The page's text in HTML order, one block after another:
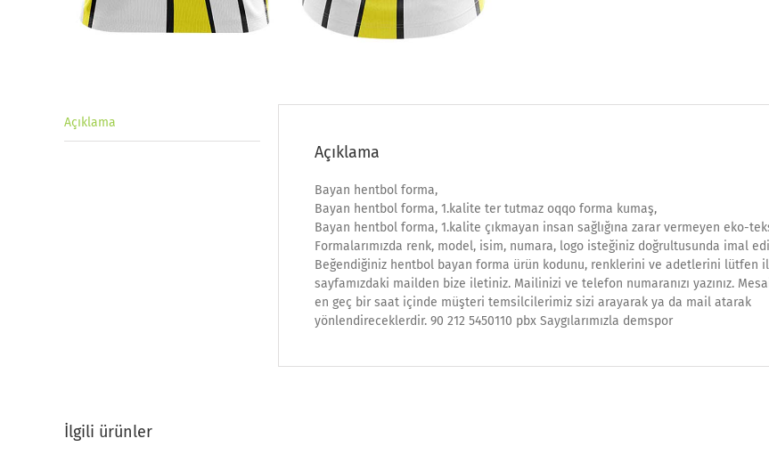
Açıklama
Açıklama
Bayan hentbol forma,
Bayan hentbol forma, 1.kalite ter tutmaz oqqo forma kumaş,
Bayan hentbol forma, 1.kalite çıkmayan insan sağlığına zarar vermeyen eko-
Formalarımızda renk, model, isim, numara, logo isteğiniz doğrultusunda imal
Beğendiğiniz hentbol bayan forma ürün kodunu, renklerini ve adetlerini lütfen
sayfamızdaki mailden bize iletiniz. Mailinizi ve telefon numaranızı yazınız.
en geç bir saat içinde müşteri temsilcilerimiz sizi arayarak ya da mail atarak
yönlendireceklerdir. 90 212 5450110 pbx Saygılarımızla demspor
İlgili ürünler